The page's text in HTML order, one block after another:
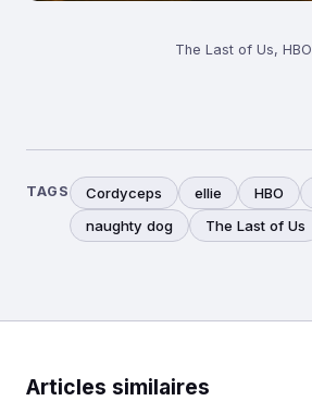
The Last of Us, HBO
TAGS Cordyceps ellie HBO
naughty dog
The Last of Us
Articles similaires